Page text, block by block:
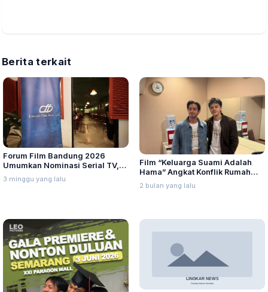
Berita terkait
Forum Film Bandung 2026
Umumkan Nominasi Serial TV,
Web Hingga Pemeran Utama
Terpuji
3 minggu yang lalu
Film “Keluarga Suami Adalah
Hama” Angkat Konflik Rumah
Tangga yang Relate dengan
Kehidupan Nyata
2 bulan yang lalu